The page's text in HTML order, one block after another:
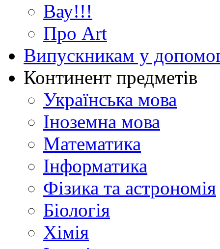
Вау!!!
Про Art
Випускникам у
Континент предметів
Українська мова
Іноземна мова
Математика
Інформатика
Фізика та астрономія
Біологія
Хімія